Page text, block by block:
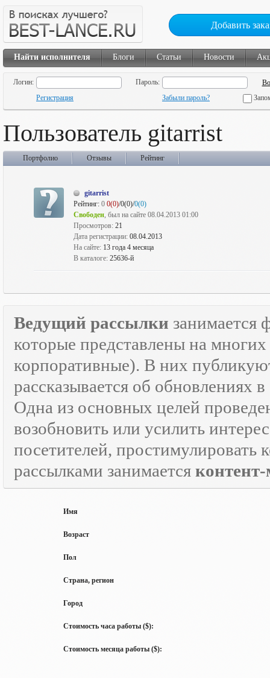
Добавить
Найти исполнителя Блоги Статьи Новости
Логин:
Пароль:
Регистрация
Забыли пароль?
Пользователь gitarrist
Портфолио Отзывы Рейтинг
gitarrist
Рейтинг: 0 0(0)/0(0)/0(0)
Свободен, был на сайте 08.04.2013 01:00
Просмотров: 21
Дата регистрации: 08.04.2013
На сайте: 13 года 4 месяца
В каталоге: 25636-й
Ведущий рассылки занимается
которые представлены на
корпоративные). В них
рассказывается об обновлениях
Одна из основных целей
возобновить или усилить
посетителей, простимулировать
рассылками занимается
Имя
Возраст
Пол
Страна, регион
Город
Стоимость часа работы ($):
Стоимость месяца работы ($):